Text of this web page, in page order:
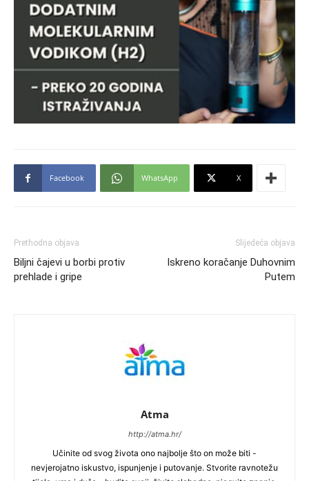
Facebook WhatsApp X
Prethodna objava
Biljni čajevi u borbi protiv
prehlade i gripe
Slijedeća objava
Iskreno koračanje Duhovnim
Putem
Atma
http://atma.hr/
Učinite od svog života ono najbolje što on može biti -
nevjerojatno iskustvo, ispunjenje i putovanje. Stvorite ravnotežu